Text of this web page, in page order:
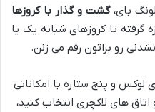
بای،گشت و گذار با کروزها
گرفته تا کروزهای شبانه یک یا
رو براتون رقم می زنن.
لوکس و پنج ستاره با امکاناتی
های لاکچری انتخاب کنید،